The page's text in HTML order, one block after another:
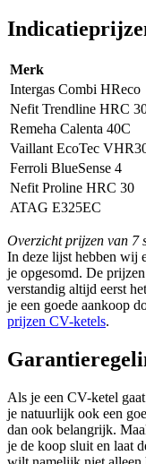
Merk
Intergas Combi HReco
Nefit Trendline HRC
Remeha Calenta 40C
Vaillant EcoTec
Ferroli BlueSense 4
Nefit Proline HRC 30
ATAG E325EC
Overzicht prijzen van 7
In deze lijst hebben wij
je opgesomd. De
verstandig altijd eerst
je een goede aankoop
prijzen CV-ketels.
Als je een CV-ketel
je natuurlijk ook een
dan ook belangrijk.
je de koop sluit en laat